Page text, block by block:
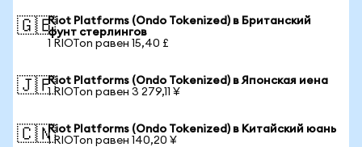
🇬🇧Riot Platforms (Ondo Tokenized) в Британский
фунт стерлингов
1 RIOTon равен 15,40 £
🇯🇵Riot Platforms (Ondo Tokenized) в Японская иена
1 RIOTon равен 3 279,11 ¥
🇨🇳Riot Platforms (Ondo Tokenized) в Китайский юань
1 RIOTon равен 140,20 ¥